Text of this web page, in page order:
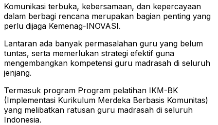
Komunikasi terbuka, kebersamaan, dan kepercayaan
dalam berbagi rencana merupakan bagian penting yang
perlu dijaga Kemenag-INOVASI.
Lantaran ada banyak permasalahan guru yang belum
tuntas, serta memerlukan strategi efektif guna
mengembangkan kompetensi guru madrasah di seluruh
jenjang.
Termasuk program Program pelatihan IKM-BK
(Implementasi Kurikulum Merdeka Berbasis Komunitas)
yang melibatkan ratusan guru madrasah di seluruh
Indonesia.